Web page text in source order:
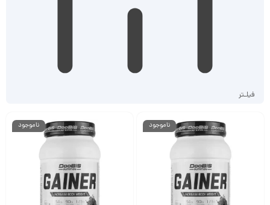
فیلـتر
ناموجود ناموجود